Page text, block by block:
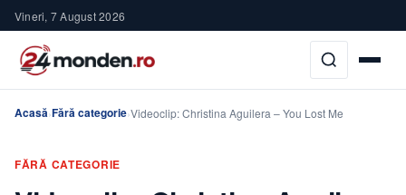
Vineri, 7 August 2026
Acasă›Fără categorie›Videoclip: Christina Aguilera – You Lost Me
FĂRĂ CATEGORIE